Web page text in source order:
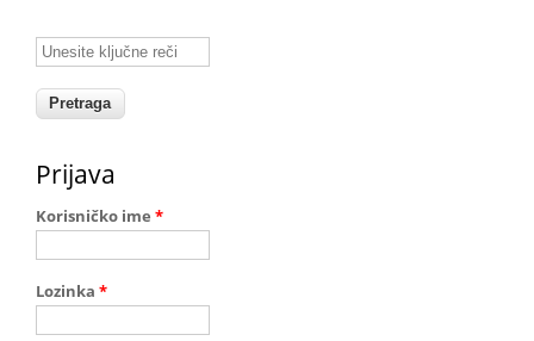
Unesite ključne reči
Prijava
Korisničko ime *
Lozinka *